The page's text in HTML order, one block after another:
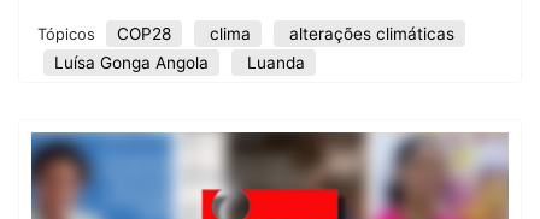
Tópicos COP28 clima
alterações climáticas
Luísa Gonga Angola
Luanda